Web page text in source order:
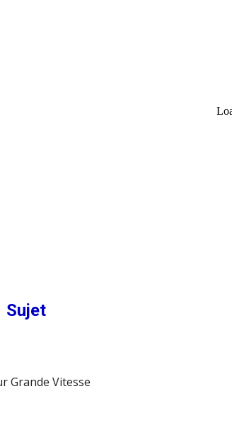
Sujet
Grande Vitesse